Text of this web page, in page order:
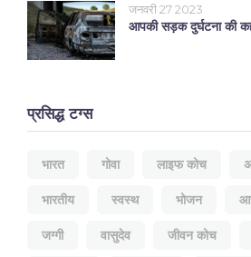
जनवरी 27 2023
आपकी सड़क दुर्घटना की
प्रसिद्ध टग्स
भारत गोवा लाइफ कोच
भारतीय स्वस्थ भोजन
जग्गी वासुदेव जीवन कोच